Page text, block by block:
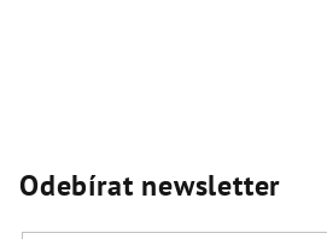
Odebírat newsletter